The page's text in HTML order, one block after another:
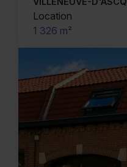
Location
1 326 m²